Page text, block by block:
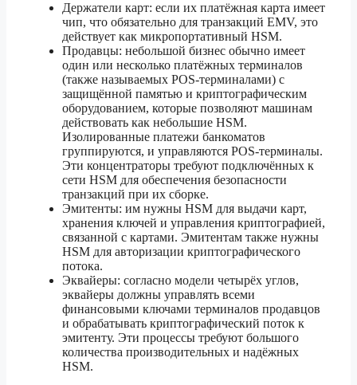
Держатели карт: если их платёжная карта имеет
чип, что обязательно для транзакций EMV, это
действует как микропортативный HSM.
Продавцы: небольшой бизнес обычно имеет
один или несколько платёжных терминалов
(также называемых POS-терминалами) с
защищённой памятью и криптографическим
оборудованием, которые позволяют машинам
действовать как небольшие HSM.
Изолированные платежи банкоматов
группируются, и управляются POS-терминалы.
Эти концентраторы требуют подключённых к
сети HSM для обеспечения безопасности
транзакций при их сборке.
Эмитенты: им нужны HSM для выдачи карт,
хранения ключей и управления криптографией,
связанной с картами. Эмитентам также нужны
HSM для авторизации криптографического
потока.
Эквайеры: согласно модели четырёх углов,
эквайеры должны управлять всеми
финансовыми ключами терминалов продавцов
и обрабатывать криптографический поток к
эмитенту. Эти процессы требуют большого
количества производительных и надёжных
HSM.